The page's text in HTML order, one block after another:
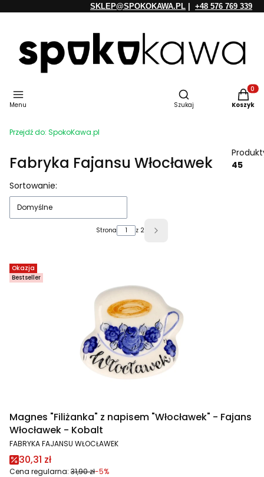
SKLEP@SPOKOKAWA.PL +48 576 769 339
Menu
Otwórz wyszukiwarkę
Szukaj Koszyk
Przejdź do: SpokoKawa.pl
Fabryka Fajansu Włocławek
45
Lista produktów
Sortowanie:
Domyślne
Strona z 2 Następne produkty
Okazja
Bestseller
Magnes "Filiżanka" z napisem "Włocławek" - Fajans
Włocławek - Kobalt
PRODUCENT
FABRYKA FAJANSU WŁOCŁAWEK
Cena promocyjna
30,31 zł
Cena regularna: 31,90 zł-5%